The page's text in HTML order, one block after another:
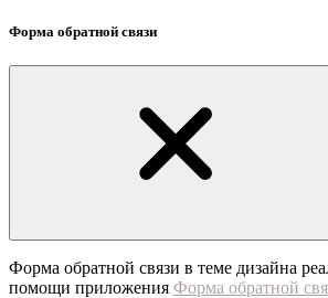
Форма обратной связи
Форма обратной связи в теме дизайна
помощи приложения Форма обратной